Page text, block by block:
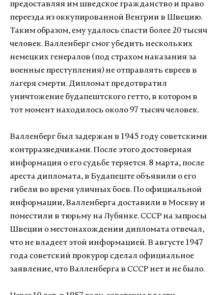
предоставляя им шведское гражданство и право
переезда из оккупированной Венгрии в Швецию.
Таким образом, ему удалось спасти более 20 тысяч
человек. Валленберг смог убедить нескольких
немецких генералов (под страхом наказания за
военные преступления) не отправлять евреев в
лагеря смерти. Дипломат предотвратил
уничтожение будапештского гетто, в котором в
тот момент находилось около 97 тысяч человек.
Валленберг был задержан в 1945 году советскими
контрразведчиками. После этого достоверная
информация о его судьбе теряется. 8 марта, после
ареста дипломата, в Будапеште объявили о его
гибели во время уличных боев. По официальной
информации, Валленберга доставили в Москву и
поместили в тюрьму на Лубянке. СССР на запросы
Швеции о местонахождении дипломата отвечал,
что не владеет этой информацией. В августе 1947
года советский прокурор сделал официальное
заявление, что Валленберга в СССР нет и не было.